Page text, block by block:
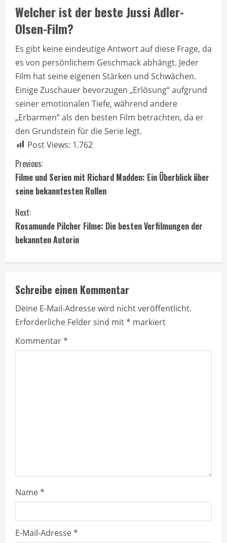
Welcher ist der beste Jussi Adler-
Olsen-Film?
Es gibt keine eindeutige Antwort auf diese Frage, da
es von persönlichem Geschmack abhängt. Jeder
Film hat seine eigenen Stärken und Schwächen.
Einige Zuschauer bevorzugen „Erlösung“ aufgrund
seiner emotionalen Tiefe, während andere
„Erbarmen“ als den besten Film betrachten, da er
den Grundstein für die Serie legt.
Post Views: 1.762
C
o
n
t
u
e
R
e
Previous:
Filme und Serien mit Richard Madden: Ein Überblick über
seine bekanntesten Rollen
Next:
Rosamunde Pilcher Filme: Die besten Verfilmungen der
bekannten Autorin
Schreibe einen Kommentar
Deine E-Mail-Adresse wird nicht veröffentlicht.
Erforderliche Felder sind mit* markiert
Kommentar*
Name*
E-Mail-Adresse*